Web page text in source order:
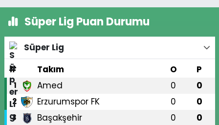
Süper Lig Puan Durumu
Süper Lig
#
Takım O P
1 Amed 0 0
2 Erzurumspor FK 0 0
3 Başakşehir 0 0